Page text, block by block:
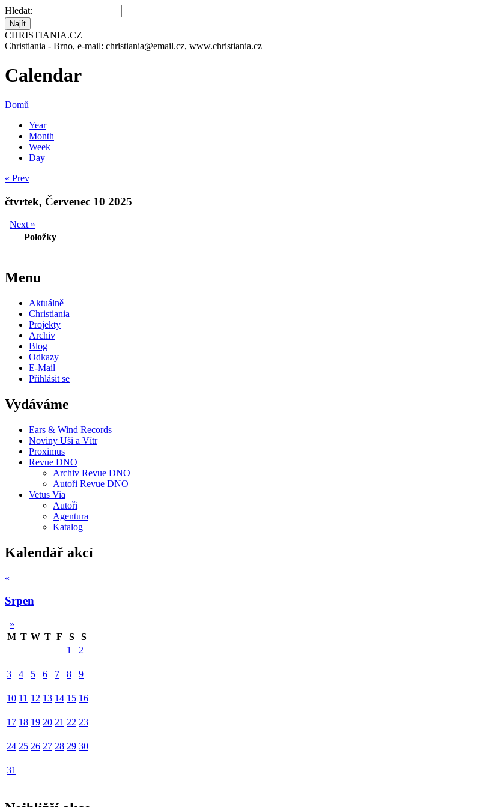
Hledat:
CHRISTIANIA.CZ
Christiania - Brno, e-mail: christiania@email.cz, www.christiania.cz
Calendar
Domů
Year
Month
Week
Day
« Prev
čtvrtek, Červenec 10 2025
Next »
Položky
Menu
Aktuálně
Christiania
Projekty
Archiv
Blog
Odkazy
E-Mail
Přihlásit se
Vydáváme
Ears & Wind Records
Noviny Uši a Vítr
Proximus
Revue DNO
Archiv Revue DNO
Autoři Revue DNO
Vetus Via
Autoři
Agentura
Katalog
Kalendář akcí
«
Srpen
»
M T W T F S
S
1
2
3 4 5 6 7 8 9
10 11 12 13 14 15 16
17 18 19 20 21 22 23
24 25 26 27 28 29 30
31